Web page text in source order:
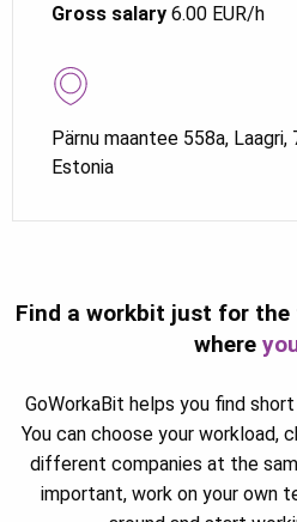
Gross salary 6.00 EUR/h
Pärnu maantee 558a, Laagri,
Estonia
Find a workbit just for
where
GoWorkaBit helps you find
You can choose your workload,
different companies at the
important, work on your own